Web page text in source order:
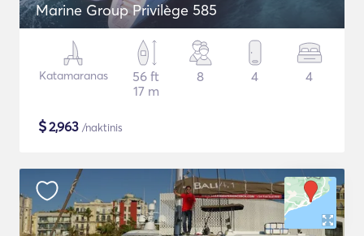
Marine Group Privilège 585
Katamaranas
56 ft
17 m
8 4 4
$2,963 /naktinis